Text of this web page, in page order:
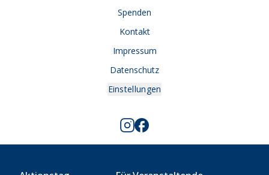
Spenden
Kontakt
Impressum
Datenschutz
Einstellungen